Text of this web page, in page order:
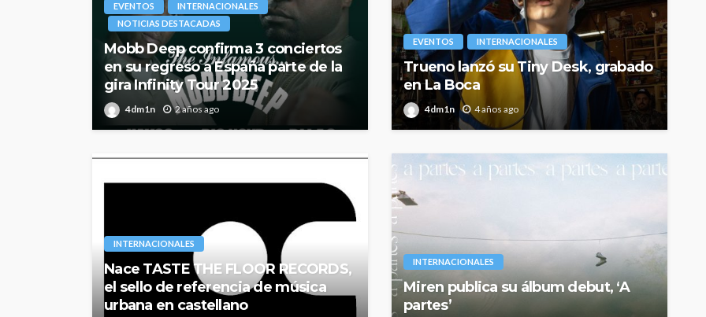
EVENTOS
INTERNACIONALES
NOTICIAS DESTACADAS
Mobb Deep confirma 3 conciertos
en su regreso a España parte de la
gira Infinity Tour 2025
4dm1n 2 años ago
EVENTOS INTERNACIONALES
Trueno lanzó su Tiny Desk, grabado
en La Boca
4dm1n 4 años ago
INTERNACIONALES
Nace TASTE THE FLOOR RECORDS,
el sello de referencia de música
urbana en castellano
INTERNACIONALES
Miren publica su álbum debut, ‘A
partes’